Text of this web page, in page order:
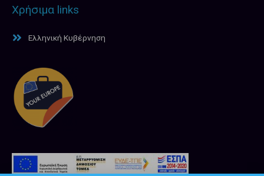
Χρήσιμα links
Ελληνική Κυβέρνηση